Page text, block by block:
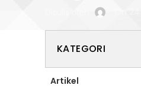
KATEGORI
Artikel